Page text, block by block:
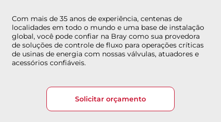
Com mais de 35 anos de experiência, centenas de
localidades em todo o mundo e uma base de instalação
global, você pode confiar na Bray como sua provedora
de soluções de controle de fluxo para operações críticas
de usinas de energia com nossas válvulas, atuadores e
acessórios confiáveis.
Solicitar orçamento